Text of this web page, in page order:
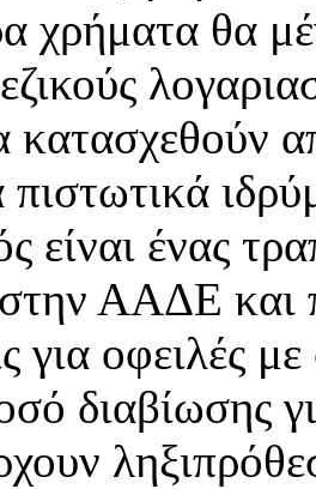
χρήματα θα
κατασχεθούν
πιστωτικά
είναι ένας
ΑΑΔΕ και
για οφειλές
διαβίωσης